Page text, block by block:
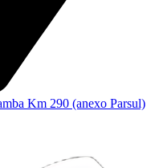
Km 290 (anexo Parsul)